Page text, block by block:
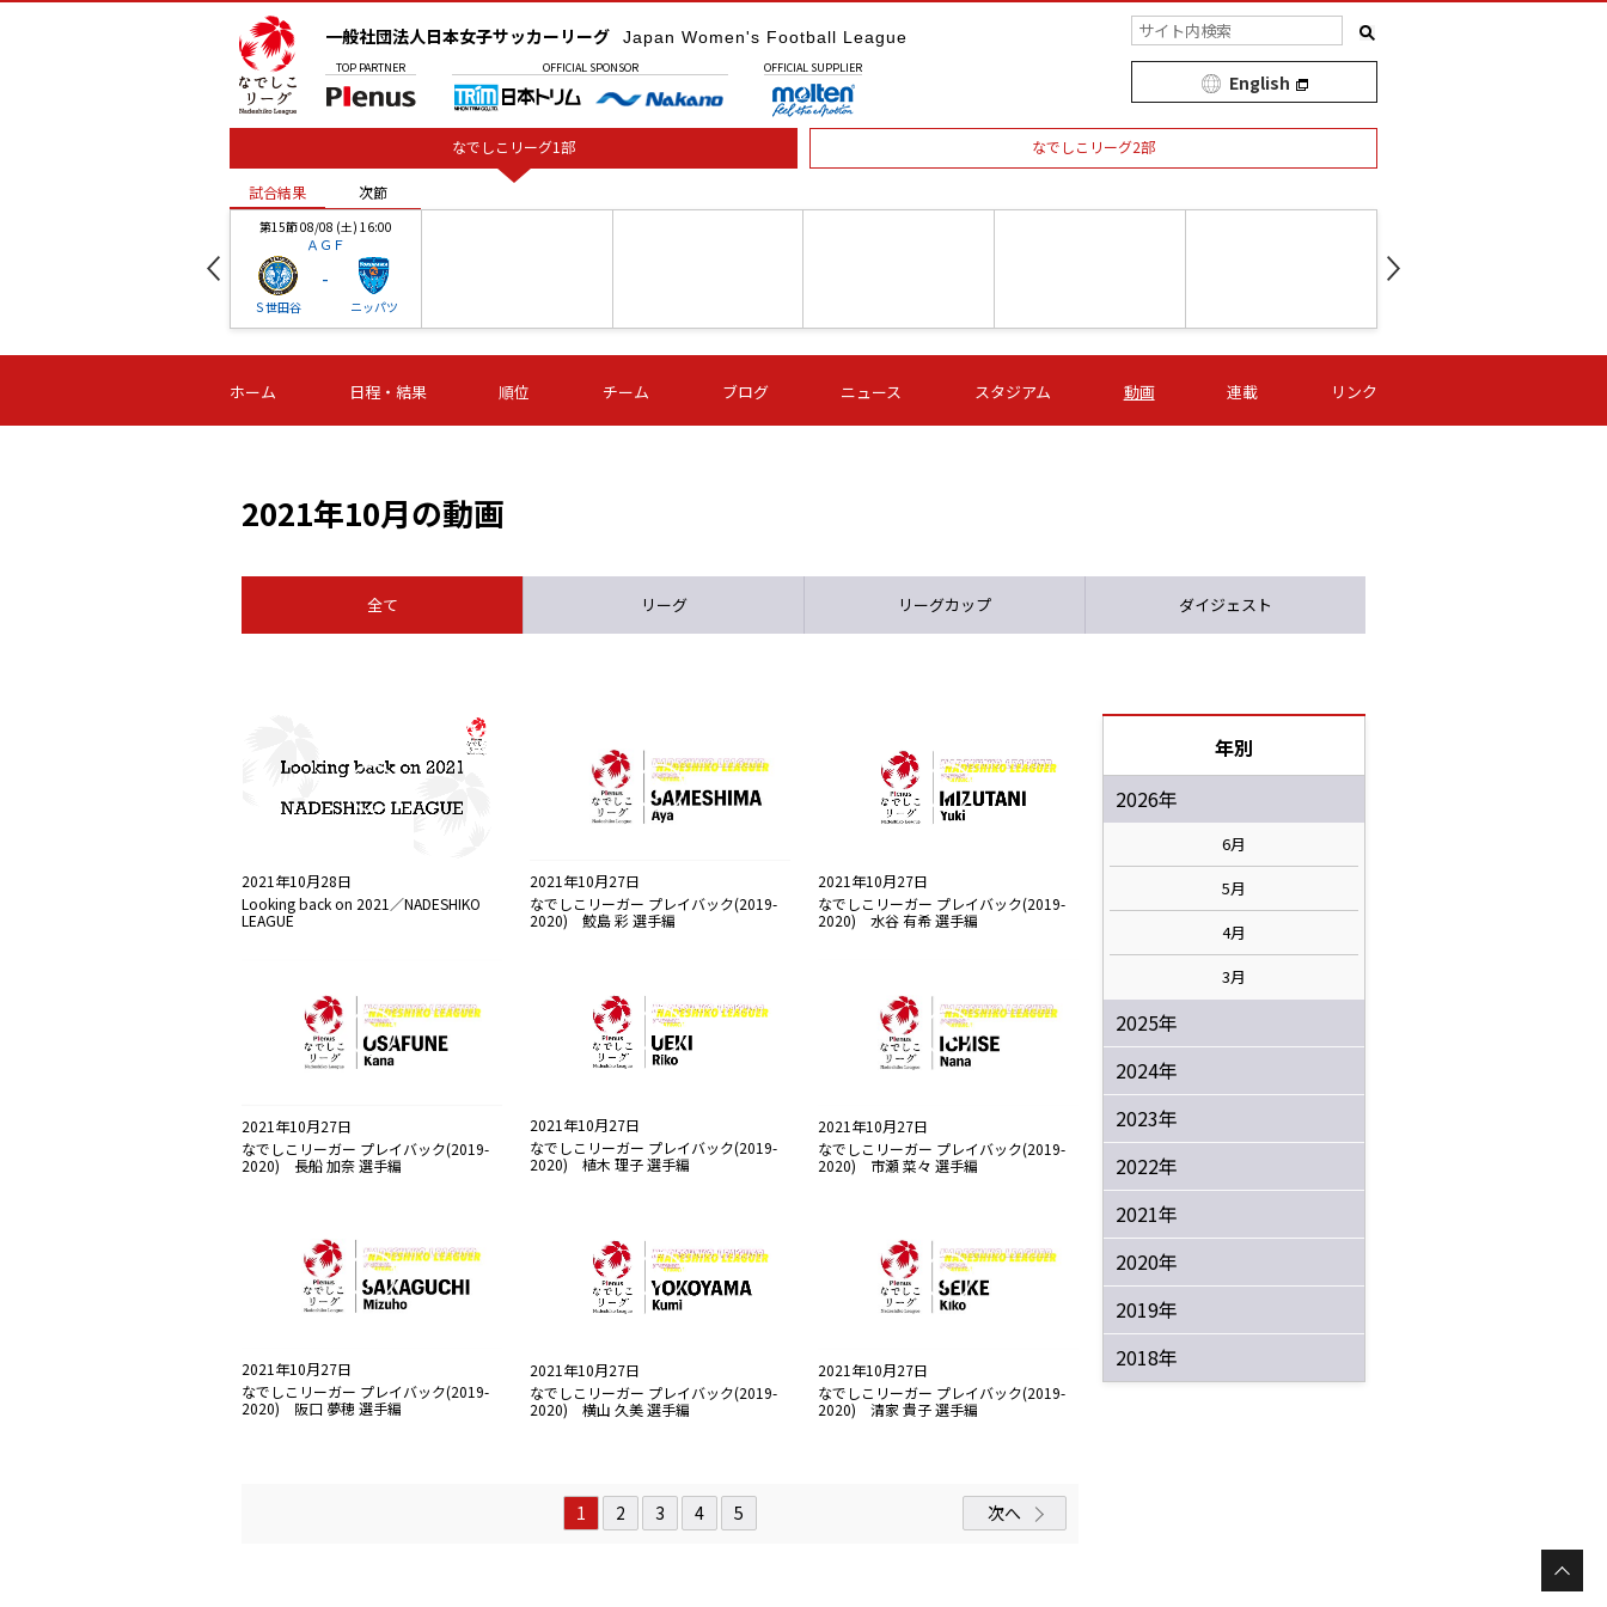
一般社団法人日本女子サッカーリーグ Japan Women's Football League
TOP PARTNER OFFICIAL SPONSOR OFFICIAL SUPPLIER
English
なでしこリーグ1部 なでしこリーグ2部
試合結果 次節
第15節 08/08 (土) 16:00
ＡＧＦ
Ｓ世田谷
-
ニッパツ
-
第16節 09/05 (土) 15:00
ニッパツ
-
第16節 09/05 (土) 15:00
石人の星
-
第16節 09/05 (土) 16:00
ＡＧＦ
-
いちご
-
第16節 09/06 (日) 15:00
-
第16節 09/06 (日) 15:00
- -
試合結果 次節
ホーム 日程・結果 順位 チーム ブログ ニュース スタジアム 動画 連載 リンク
2021年10月の動画
全て リーグ リーグカップ ダイジェスト
2021年10月28日
Looking back on 2021／NADESHIKO
LEAGUE
2021年10月27日
なでしこリーガー プレイバック(2019-
2020) 鮫島 彩 選手編
2021年10月27日
なでしこリーガー プレイバック(2019-
2020) 水谷 有希 選手編
2021年10月27日
なでしこリーガー プレイバック(2019-
2020) 長船 加奈 選手編
2021年10月27日
なでしこリーガー プレイバック(2019-
2020) 植木 理子 選手編
2021年10月27日
なでしこリーガー プレイバック(2019-
2020) 市瀬 菜々 選手編
2021年10月27日
なでしこリーガー プレイバック(2019-
2020) 阪口 夢穂 選手編
2021年10月27日
なでしこリーガー プレイバック(2019-
2020) 横山 久美 選手編
2021年10月27日
なでしこリーガー プレイバック(2019-
2020) 清家 貴子 選手編
1 2 3 4 5 次へ
年別
2026年
6月
5月
4月
3月
2025年
2024年
2023年
2022年
2021年
2020年
2019年
2018年